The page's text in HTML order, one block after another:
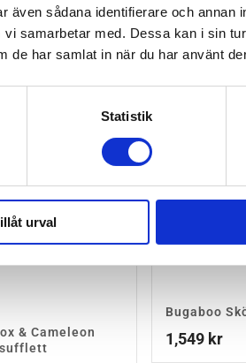
sådana identifierare och annan
samarbetar med. Dessa kan i sin
de har samlat in när du har använt
Statistik
urval
& Cameleon
Bugaboo
1,549 kr